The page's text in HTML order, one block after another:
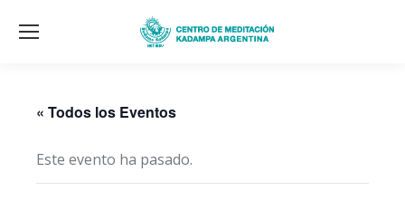
« Todos los Eventos
Este evento ha pasado.